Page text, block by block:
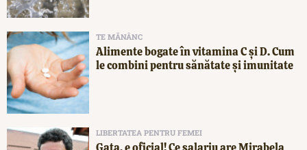
TE MĂNÂNC
Alimente bogate în vitamina C și D. Cum
le combini pentru sănătate și imunitate
LIBERTATEA PENTRU FEMEI